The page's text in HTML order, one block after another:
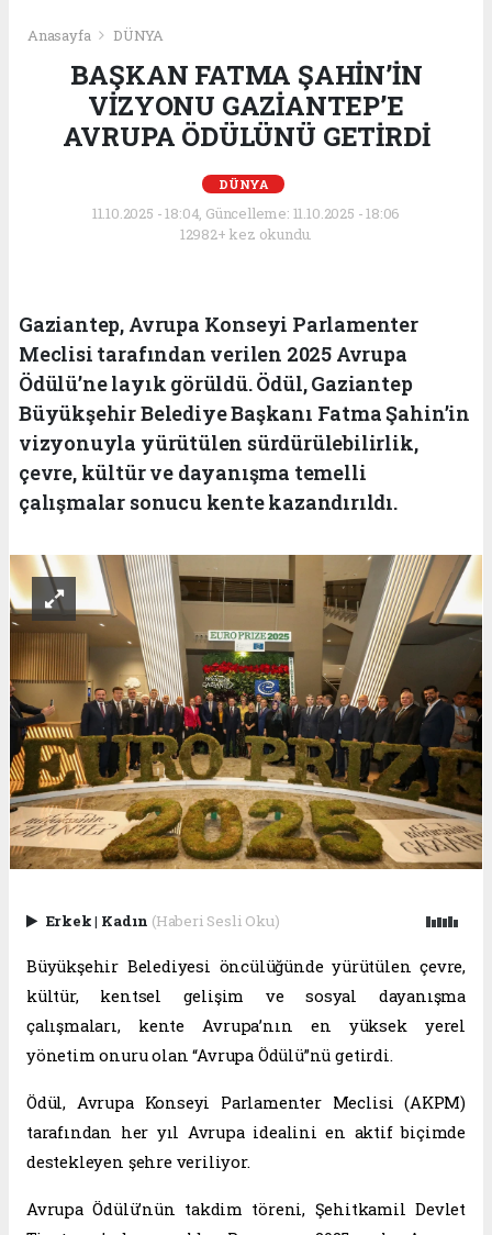
Anasayfa DÜNYA
BAŞKAN FATMA ŞAHİN’İN
VİZYONU GAZİANTEP’E
AVRUPA ÖDÜLÜNÜ GETİRDİ
DÜNYA
11.10.2025 - 18:04, Güncelleme: 11.10.2025 - 18:06
12982+ kez okundu.
Gaziantep, Avrupa Konseyi Parlamenter
Meclisi tarafından verilen 2025 Avrupa
Ödülü’ne layık görüldü. Ödül, Gaziantep
Büyükşehir Belediye Başkanı Fatma Şahin’in
vizyonuyla yürütülen sürdürülebilirlik,
çevre, kültür ve dayanışma temelli
çalışmalar sonucu kente kazandırıldı.
Erkek| Kadın (Haberi Sesli Oku)
Büyükşehir Belediyesi öncülüğünde yürütülen çevre,
kültür, kentsel gelişim ve sosyal dayanışma
çalışmaları, kente Avrupa’nın en yüksek yerel
yönetim onuru olan “Avrupa Ödülü”nü getirdi.
Ödül, Avrupa Konseyi Parlamenter Meclisi (AKPM)
tarafından her yıl Avrupa idealini en aktif biçimde
destekleyen şehre veriliyor.
Avrupa Ödülü’nün takdim töreni, Şehitkamil Devlet